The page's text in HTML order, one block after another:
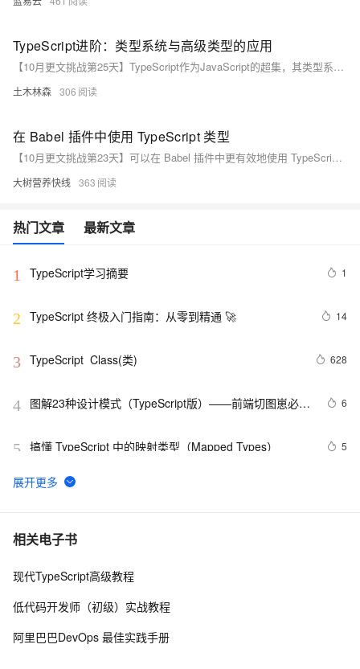
TypeScript进阶：类型系统与高级类型的应用
【10月更文挑战第25天】TypeScript作为JavaScript的超集，其类型系统是其核心特性之一。本文通过代码示例介绍了TypeScript的基本数据类型、联合类型、交叉类型、泛型和条件类型等高级类型的应用。这些特性不仅提高了代码的可读性和可维护性，还帮助开发者构建更健壮的应用程序。
土木林森 306
在 Babel 插件中使用 TypeScript 类型
【10月更文挑战第23天】可以在 Babel 插件中更有效地使用 TypeScript 类型，提高插件的开发效率和质量，减少潜在的类型错误。同时，也有助于提升代码的可理解性和可维护性，使插件的功能更易于扩展和升级。
大树营养快线 363
热门文章 最新文章
1 TypeScript学习摘要 1
2 TypeScript 终极入门指南：从零到精通 🚀 14
3 TypeScript  Class(类) 628
4 图解23种设计模式（TypeScript版）——前端切图崽必修
6
5 搞懂 TypeScript 中的映射类型（Mapped Types） 5
6
使用React、TypeScript和Ant Design构建现代化前端应
7 TypeScript Generics(泛型)
8 在Vue3.0+ts中如何使用h函数
相关电子书
现代TypeScript高级教程
低代码开发师（初级）实战教程
阿里巴巴DevOps 最佳实践手册